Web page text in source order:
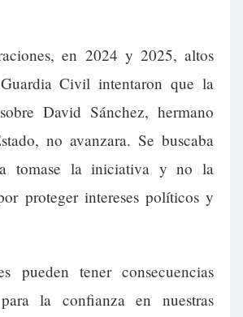
en 2024 y 2025, altos
Civil intentaron que la
David Sánchez, hermano
no avanzara. Se buscaba
tomase la iniciativa y no la
proteger intereses políticos y
pueden tener consecuencias
para la confianza en nuestras